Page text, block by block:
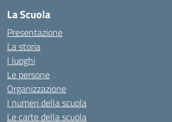
La Scuola
Presentazione
La storia
I luoghi
Le persone
Organizzazione
I numeri della scuola
Le carte della scuola